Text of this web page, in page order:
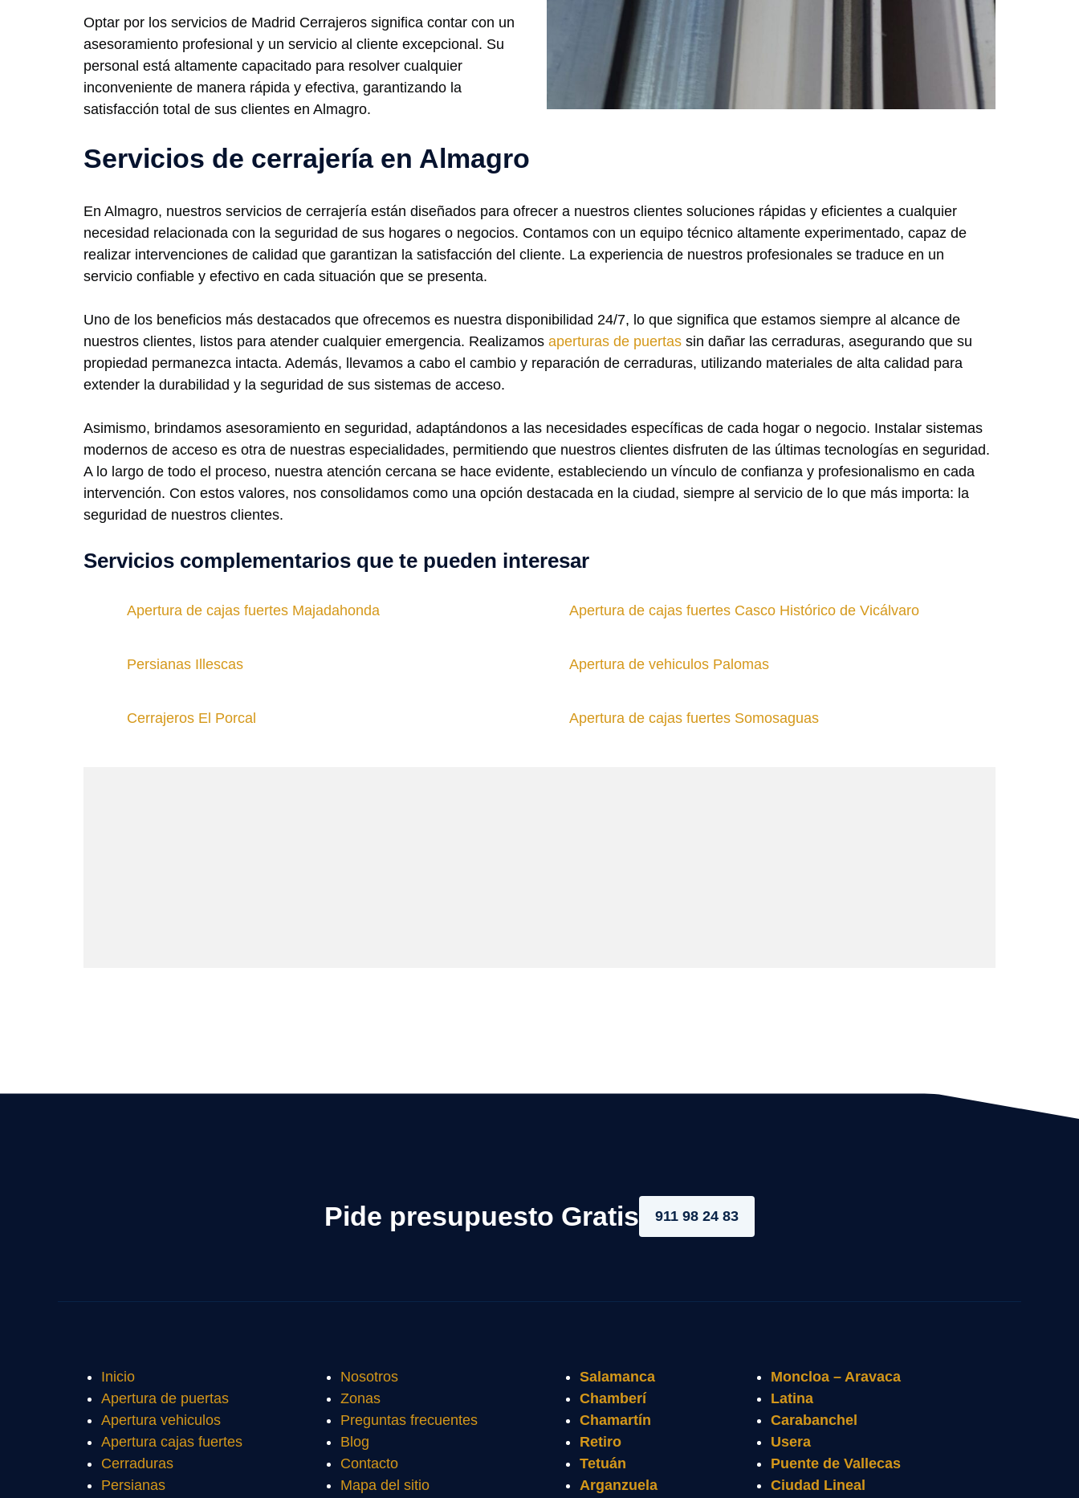
Optar por los servicios de Madrid Cerrajeros significa contar con un
asesoramiento profesional y un servicio al cliente excepcional. Su
personal está altamente capacitado para resolver cualquier
inconveniente de manera rápida y efectiva, garantizando la
satisfacción total de sus clientes en Almagro.
Servicios de cerrajería en Almagro
En Almagro, nuestros servicios de cerrajería están diseñados para ofrecer a nuestros clientes soluciones rápidas y eficientes a cualquier
necesidad relacionada con la seguridad de sus hogares o negocios. Contamos con un equipo técnico altamente experimentado, capaz de
realizar intervenciones de calidad que garantizan la satisfacción del cliente. La experiencia de nuestros profesionales se traduce en un
servicio confiable y efectivo en cada situación que se presenta.
Uno de los beneficios más destacados que ofrecemos es nuestra disponibilidad 24/7, lo que significa que estamos siempre al alcance de
nuestros clientes, listos para atender cualquier emergencia. Realizamos aperturas de puertas sin dañar las cerraduras, asegurando que su
propiedad permanezca intacta. Además, llevamos a cabo el cambio y reparación de cerraduras, utilizando materiales de alta calidad para
extender la durabilidad y la seguridad de sus sistemas de acceso.
Asimismo, brindamos asesoramiento en seguridad, adaptándonos a las necesidades específicas de cada hogar o negocio. Instalar sistemas
modernos de acceso es otra de nuestras especialidades, permitiendo que nuestros clientes disfruten de las últimas tecnologías en seguridad.
A lo largo de todo el proceso, nuestra atención cercana se hace evidente, estableciendo un vínculo de confianza y profesionalismo en cada
intervención. Con estos valores, nos consolidamos como una opción destacada en la ciudad, siempre al servicio de lo que más importa: la
seguridad de nuestros clientes.
Servicios complementarios que te pueden interesar
Apertura de cajas fuertes Majadahonda Apertura de cajas fuertes Casco Histórico de Vicálvaro
Persianas Illescas Apertura de vehiculos Palomas
Cerrajeros El Porcal Apertura de cajas fuertes Somosaguas
Pide presupuesto Gratis 911 98 24 83
Inicio
Apertura de puertas
Apertura vehiculos
Apertura cajas fuertes
Cerraduras
Persianas
Nosotros
Zonas
Preguntas frecuentes
Blog
Contacto
Mapa del sitio
Salamanca
Chamberí
Chamartín
Retiro
Tetuán
Arganzuela
Moncloa – Aravaca
Latina
Carabanchel
Usera
Puente de Vallecas
Ciudad Lineal